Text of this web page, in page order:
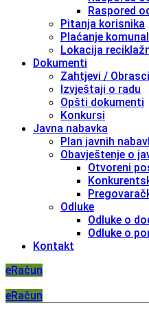
Raspored
Pitanja korisnika
Plaćanje
Lokacija
Dokumenti
Zahtjevi / Obrasci
Izvještaji o radu
Opšti dokumenti
Konkursi
Javna nabavka
Plan javnih
Obavještenje o
Otvoreni
Odluke
Odluke o
Odluke o
Kontakt
eRačun
eRačun